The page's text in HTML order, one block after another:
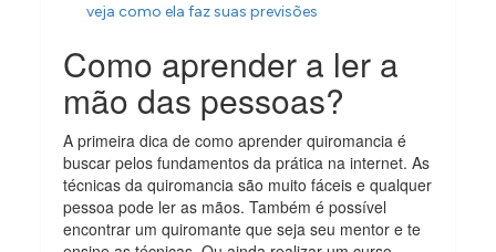
veja como ela faz suas previsões
Como aprender a ler a
mão das pessoas?
A primeira dica de como aprender quiromancia é
buscar pelos fundamentos da prática na internet. As
técnicas da quiromancia são muito fáceis e qualquer
pessoa pode ler as mãos. Também é possível
encontrar um quiromante que seja seu mentor e te